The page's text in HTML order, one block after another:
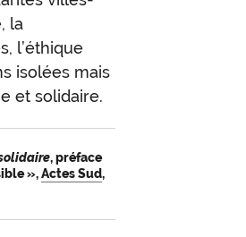
la
l’éthique
isolées mais
et solidaire.
, préface
»,Actes Sud,